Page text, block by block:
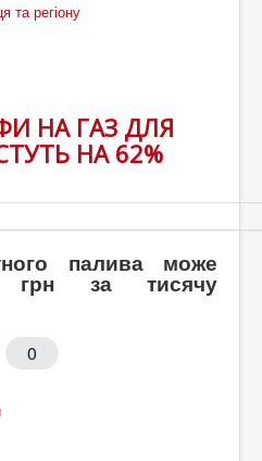
та регіону
НА ГАЗ ДЛЯ
НА 62%
палива може
грн за тисячу
0